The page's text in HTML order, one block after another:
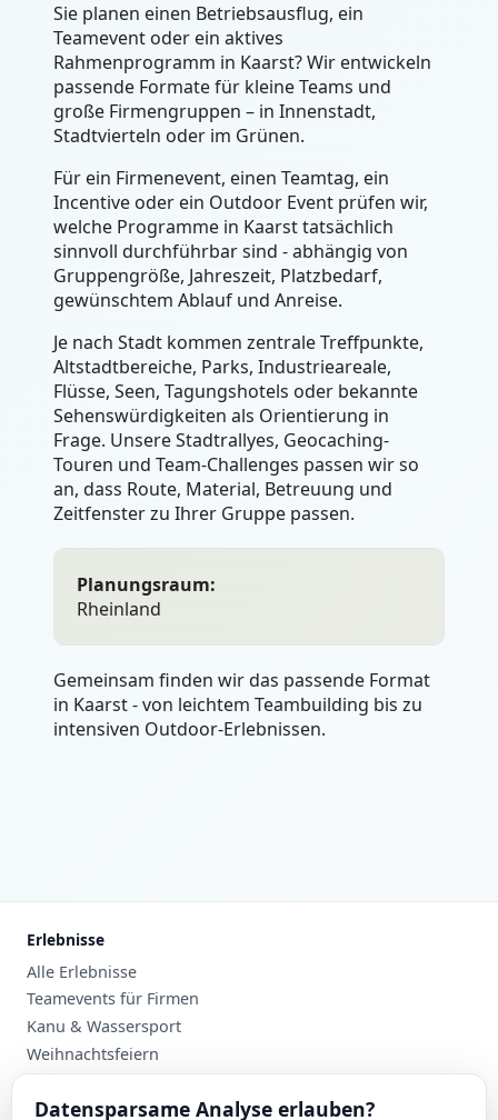
Sie planen einen Betriebsausflug, ein
Teamevent oder ein aktives
Rahmenprogramm in Kaarst? Wir entwickeln
passende Formate für kleine Teams und
große Firmengruppen – in Innenstadt,
Stadtvierteln oder im Grünen.
Für ein Firmenevent, einen Teamtag, ein
Incentive oder ein Outdoor Event prüfen wir,
welche Programme in Kaarst tatsächlich
sinnvoll durchführbar sind - abhängig von
Gruppengröße, Jahreszeit, Platzbedarf,
gewünschtem Ablauf und Anreise.
Je nach Stadt kommen zentrale Treffpunkte,
Altstadtbereiche, Parks, Industrieareale,
Flüsse, Seen, Tagungshotels oder bekannte
Sehenswürdigkeiten als Orientierung in
Frage. Unsere Stadtrallyes, Geocaching-
Touren und Team-Challenges passen wir so
an, dass Route, Material, Betreuung und
Zeitfenster zu Ihrer Gruppe passen.
Planungsraum:
Rheinland
Gemeinsam finden wir das passende Format
in Kaarst - von leichtem Teambuilding bis zu
intensiven Outdoor-Erlebnissen.
Erlebnisse
Alle Erlebnisse
Teamevents für Firmen
Kanu & Wassersport
Weihnachtsfeiern
Planung
Datensparsame Analyse erlauben?